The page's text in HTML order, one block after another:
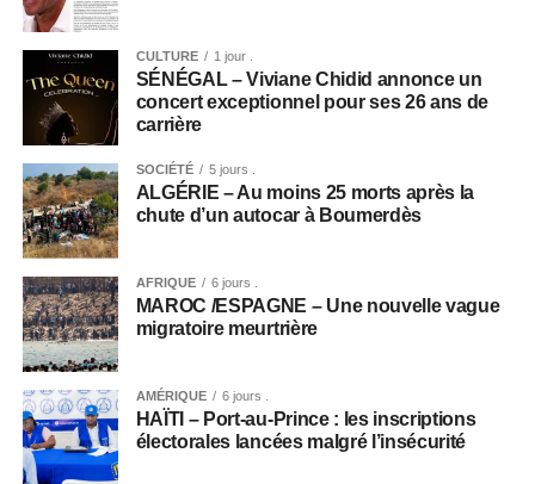
CULTURE 1 jour .
SÉNÉGAL – Viviane Chidid annonce un
concert exceptionnel pour ses 26 ans de
carrière
SOCIÉTÉ 5 jours .
ALGÉRIE – Au moins 25 morts après la
chute d’un autocar à Boumerdès
AFRIQUE 6 jours .
MAROC /ESPAGNE – Une nouvelle vague
migratoire meurtrière
AMÉRIQUE 6 jours .
HAÏTI – Port-au-Prince : les inscriptions
électorales lancées malgré l’insécurité